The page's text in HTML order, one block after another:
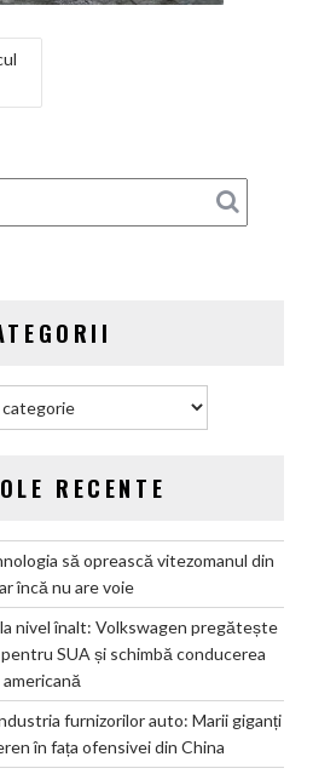
RECENTE
să oprească vitezomanul din
încă nu are voie
nivel înalt: Volkswagen pregătește
SUA și schimbă conducerea
americană
furnizorilor auto: Marii giganți
în fața ofensivei din China